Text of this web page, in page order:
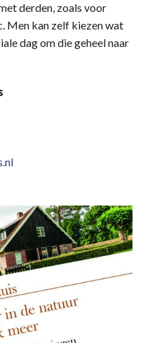
derden, zoals voor
Men kan zelf kiezen wat
dag om die geheel naar